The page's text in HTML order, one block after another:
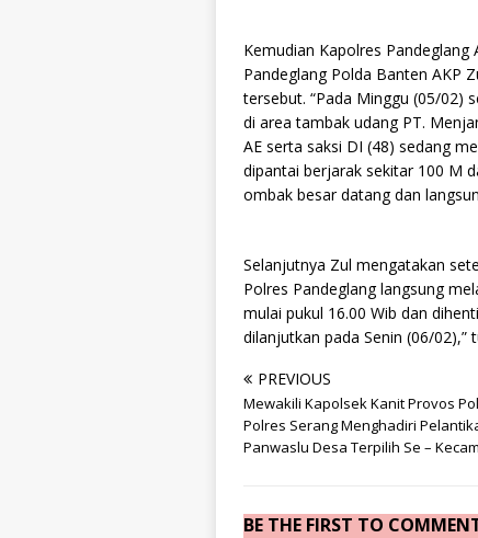
Kemudian Kapolres Pandeglang
Pandeglang Polda Banten AKP
tersebut. “Pada Minggu (05/02)
di area tambak udang PT.
AE serta saksi DI (48) sedang
dipantai berjarak sekitar 100 M
ombak besar datang dan
Selanjutnya Zul mengatakan
Polres Pandeglang langsung
mulai pukul 16.00 Wib dan
dilanjutkan pada Senin (06/02),”
PREVIOUS
Mewakili Kapolsek Kanit Provos
Polres Serang Menghadiri
Panwaslu Desa Terpilih Se –
BE THE FIRST TO